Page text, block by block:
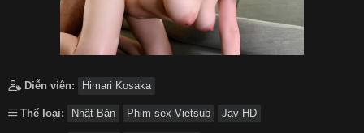
Diễn viên: Himari Kosaka
Thể loại: Nhật Bản Phim sex Vietsub Jav HD